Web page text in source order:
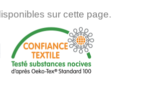
sur cette page.